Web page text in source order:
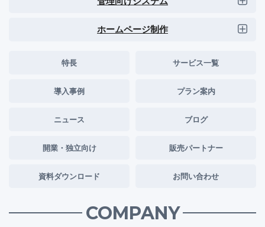
ホームページ制作
特長 サービス一覧
導入事例 プラン案内
ニュース ブログ
開業・独立向け 販売パートナー
資料ダウンロード お問い合わせ
COMPANY